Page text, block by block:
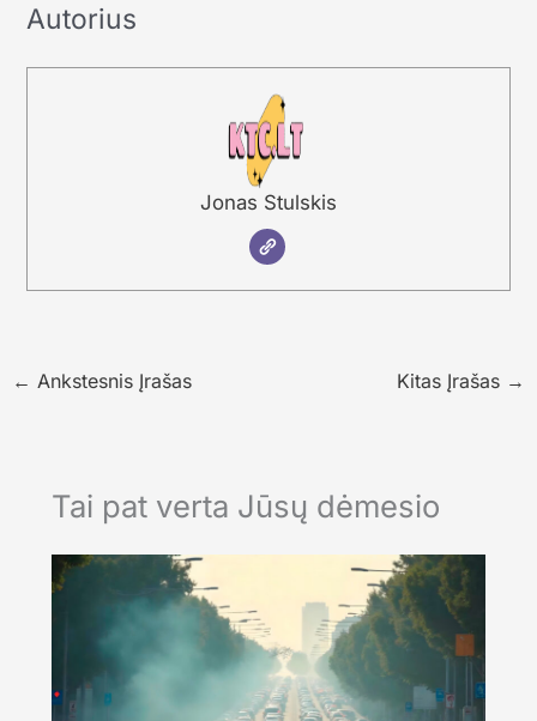
Autorius
Jonas Stulskis
← Ankstesnis Įrašas Kitas Įrašas →
Tai pat verta Jūsų dėmesio